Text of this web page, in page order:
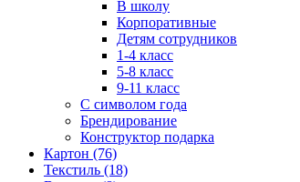
В школу
Корпоративные
Детям сотрудников
1-4 класс
5-8 класс
9-11 класс
С символом года
Брендирование
Конструктор подарка
Картон (76)
Текстиль (18)